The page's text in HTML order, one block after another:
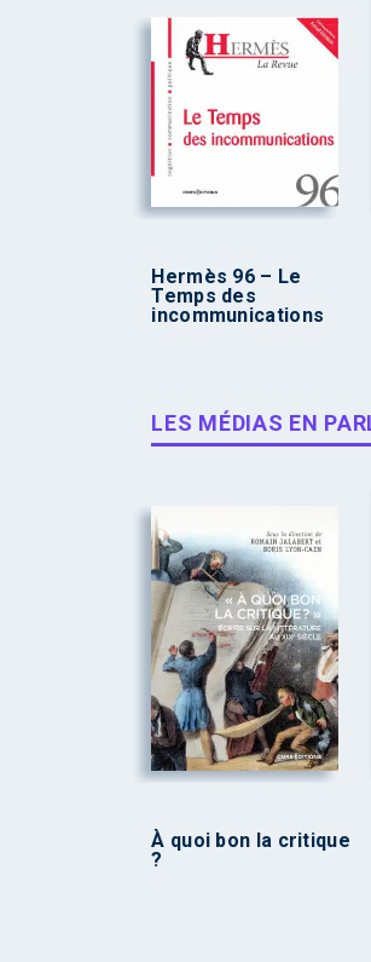
Hermès 96 – Le
Temps des
incommunications
LES MÉDIAS EN
À quoi bon la critique
?